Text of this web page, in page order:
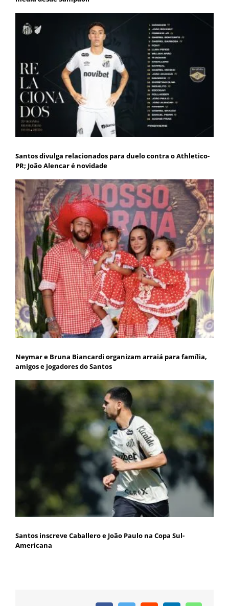
Santos divulga relacionados para duelo contra o Athletico-
PR; João Alencar é novidade
Neymar e Bruna Biancardi organizam arraiá para família,
amigos e jogadores do Santos
Santos inscreve Caballero e João Paulo na Copa Sul-
Americana